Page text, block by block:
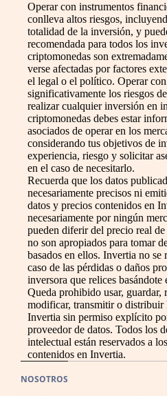
Operar con instrumentos
conlleva altos riesgos,
totalidad de la inversión, y
recomendada para todos los
criptomonedas son
verse afectadas por factores
el legal o el político. Operar
significativamente los riesgos
realizar cualquier inversión en
criptomonedas debes estar
asociados de operar en los
considerando tus objetivos de
experiencia, riesgo y solicitar
en el caso de necesitarlo.
Recuerda que los datos
necesariamente precisos ni
datos y precios contenidos en
necesariamente por ningún
pueden diferir del precio real
no son apropiados para tomar
basados en ellos. Invertia no se
caso de las pérdidas o daños
inversora que relices basándote
Queda prohibido usar, guardar,
modificar, transmitir o distribuir
Invertia sin permiso explícito
proveedor de datos. Todos los
intelectual están reservados a
contenidos en Invertia.
NOSOTROS